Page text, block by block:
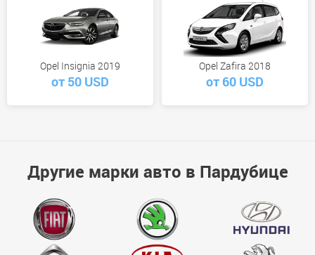
Opel Insignia 2019
от 50 USD
Opel Zafira 2018
от 60 USD
Другие марки авто в Пардубице